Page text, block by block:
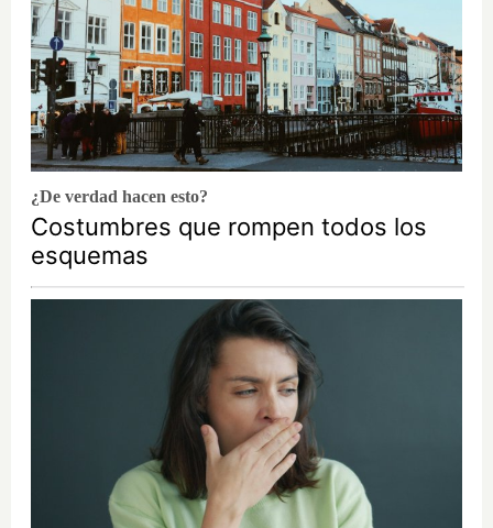
¿De verdad hacen esto?
Costumbres que rompen todos los
esquemas